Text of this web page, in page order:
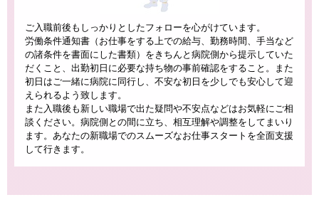
ご入職前後もしっかりとしたフォローを心がけています。
労働条件通知書（お仕事をする上での給与、勤務時間、手当など
の諸条件を書面にした書類）をきちんと病院側から提示していた
だくこと、出勤初日に必要な持ち物の事前確認をすること。また
初日はご一緒に病院に同行し、不安な初日を少しでも安心して迎
えられるよう致します。
また入職後も新しい職場で出た疑問や不安点などはお気軽にご相
談ください。病院側との間に立ち、相互理解や調整をしてまいり
ます。あなたの新職場でのスムーズなお仕事スタートを全面支援
して行きます。